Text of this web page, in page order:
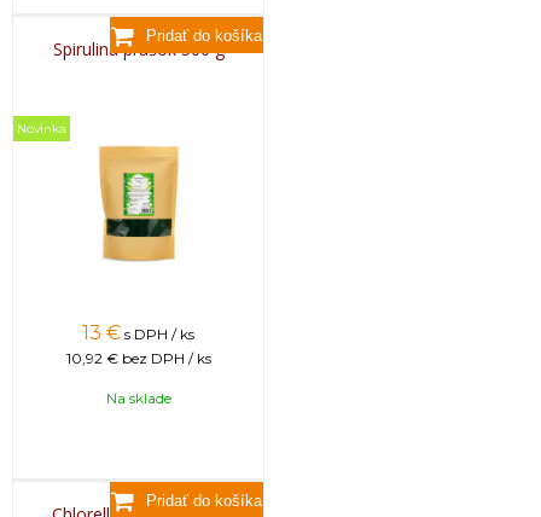
Spirulina prášok 500 g
Novinka
13 € s DPH / ks
10,92 € bez DPH / ks
Na sklade